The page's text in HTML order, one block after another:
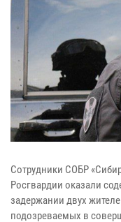
Сотрудники СОБР
Росгвардии оказали
задержании двух
подозреваемых в